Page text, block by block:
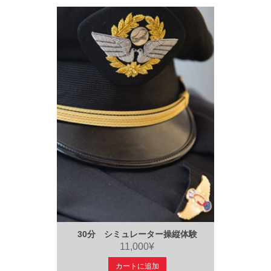
30分 シミュレーター操縦体験
11,000¥
カートに追加